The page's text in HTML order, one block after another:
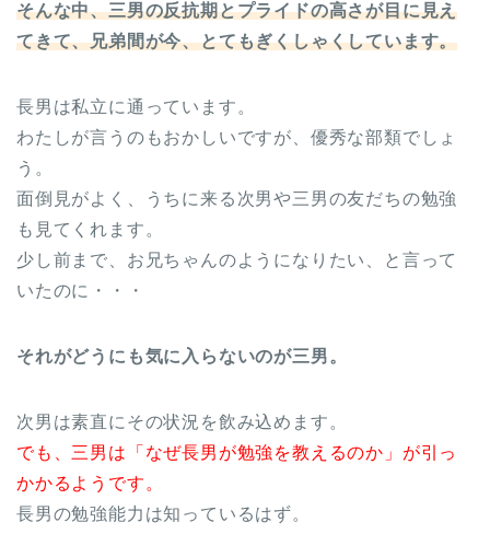
そんな中、三男の反抗期とプライドの高さが目に見え
てきて、兄弟間が今、とてもぎくしゃくしています。
長男は私立に通っています。
わたしが言うのもおかしいですが、優秀な部類でしょ
う。
面倒見がよく、うちに来る次男や三男の友だちの勉強
も見てくれます。
少し前まで、お兄ちゃんのようになりたい、と言って
いたのに・・・
それがどうにも気に入らないのが三男。
次男は素直にその状況を飲み込めます。
でも、三男は「なぜ長男が勉強を教えるのか」が引っ
かかるようです。
長男の勉強能力は知っているはず。